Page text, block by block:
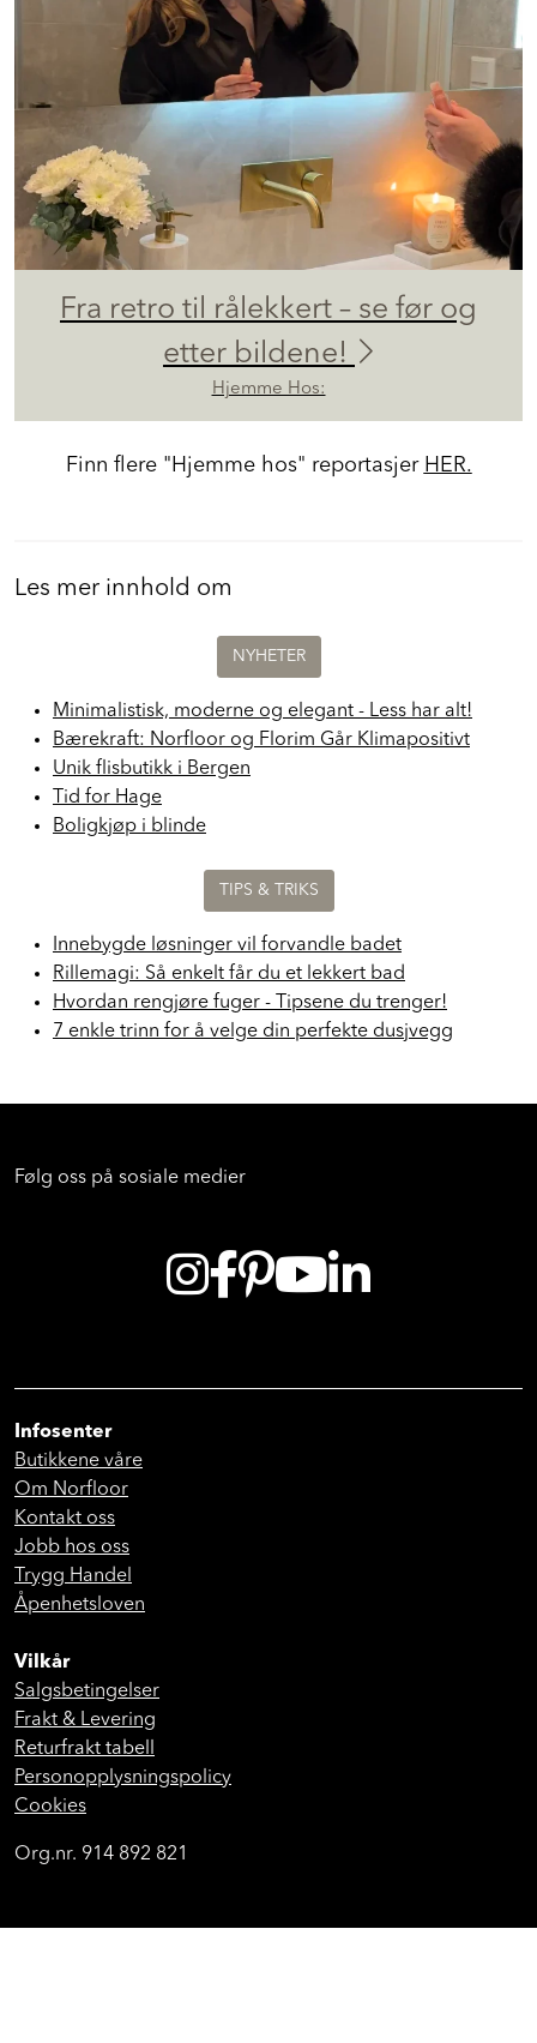
Fra retro til rålekkert – se før og
etter bildene!
Hjemme Hos:
Finn flere "Hjemme hos" reportasjer HER.
Les mer innhold om
NYHETER
Minimalistisk, moderne og elegant - Less har alt!
Bærekraft: Norfloor og Florim Går Klimapositivt
Unik flisbutikk i Bergen
Tid for Hage
Boligkjøp i blinde
TIPS & TRIKS
Innebygde løsninger vil forvandle badet
Rillemagi: Så enkelt får du et lekkert bad
Hvordan rengjøre fuger - Tipsene du trenger!
7 enkle trinn for å velge din perfekte dusjvegg
Følg oss på sosiale medier
Infosenter
Butikkene våre
Om Norfloor
Kontakt oss
Jobb hos oss
Trygg Handel
Åpenhetsloven
Vilkår
Salgsbetingelser
Frakt & Levering
Returfrakt tabell
Personopplysningspolicy
Cookies
Org.nr. 914 892 821